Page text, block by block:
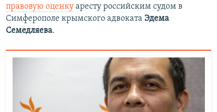
правовую оценку аресту российским судом в
Симферополе крымского адвоката Эдема
Семедляева.